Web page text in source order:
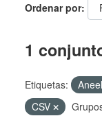
Ordenar por
1
Etiquetas: Aneel
CSV